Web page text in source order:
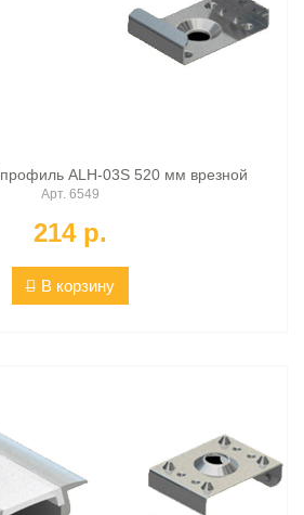
ALH-03S 520 мм врезной
Арт. 6549
214 p.
В корзину